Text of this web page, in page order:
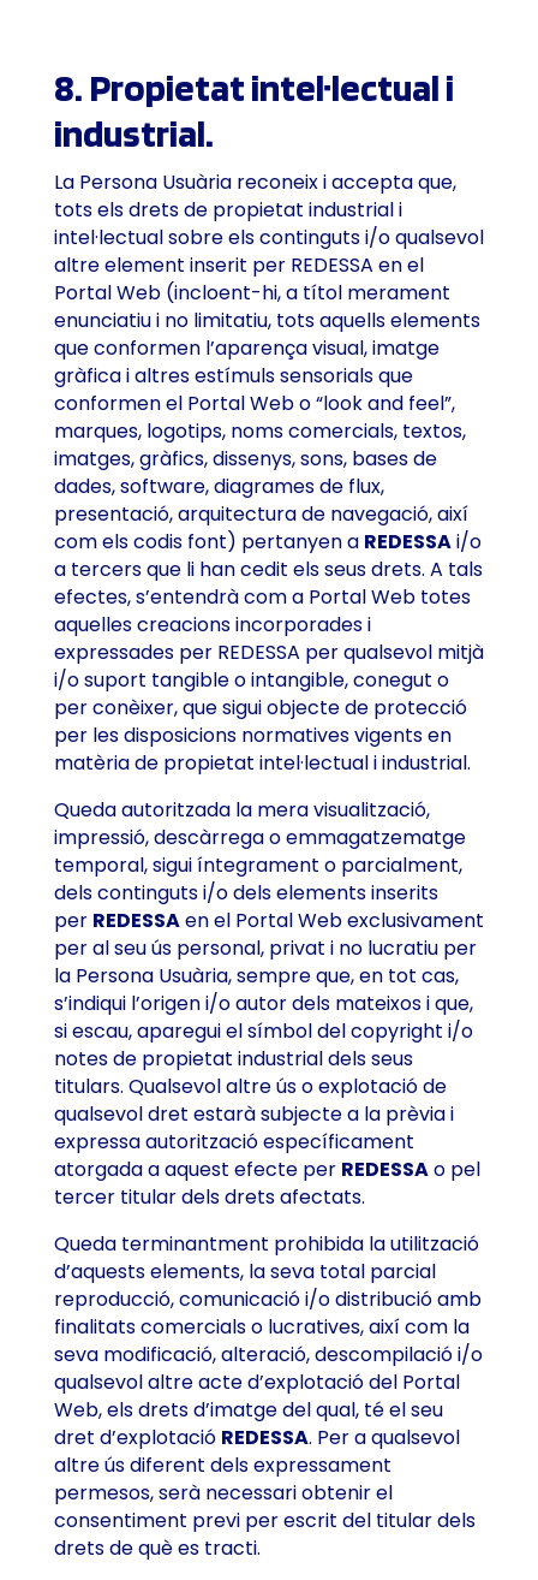
8. Propietat intel·lectual i
industrial.
La Persona Usuària reconeix i accepta que,
tots els drets de propietat industrial i
intel·lectual sobre els continguts i/o qualsevol
altre element inserit per REDESSA en el
Portal Web (incloent-hi, a títol merament
enunciatiu i no limitatiu, tots aquells elements
que conformen l’aparença visual, imatge
gràfica i altres estímuls sensorials que
conformen el Portal Web o “look and feel”,
marques, logotips, noms comercials, textos,
imatges, gràfics, dissenys, sons, bases de
dades, software, diagrames de flux,
presentació, arquitectura de navegació, així
com els codis font) pertanyen a REDESSAi/o
a tercers que li han cedit els seus drets. A tals
efectes, s’entendrà com a Portal Web totes
aquelles creacions incorporades i
expressades per REDESSA per qualsevol mitjà
i/o suport tangible o intangible, conegut o
per conèixer, que sigui objecte de protecció
per les disposicions normatives vigents en
matèria de propietat intel·lectual i industrial.
Queda autoritzada la mera visualització,
impressió, descàrrega o emmagatzematge
temporal, sigui íntegrament o parcialment,
dels continguts i/o dels elements inserits
per REDESSAen el Portal Web exclusivament
per al seu ús personal, privat i no lucratiu per
la Persona Usuària, sempre que, en tot cas,
s’indiqui l’origen i/o autor dels mateixos i que,
si escau, aparegui el símbol del copyright i/o
notes de propietat industrial dels seus
titulars. Qualsevol altre ús o explotació de
qualsevol dret estarà subjecte a la prèvia i
expressa autorització específicament
atorgada a aquest efecte per REDESSAo pel
tercer titular dels drets afectats.
Queda terminantment prohibida la utilització
d’aquests elements, la seva total parcial
reproducció, comunicació i/o distribució amb
finalitats comercials o lucratives, així com la
seva modificació, alteració, descompilació i/o
qualsevol altre acte d’explotació del Portal
Web, els drets d’imatge del qual, té el seu
dret d’explotació REDESSA. Per a qualsevol
altre ús diferent dels expressament
permesos, serà necessari obtenir el
consentiment previ per escrit del titular dels
drets de què es tracti.